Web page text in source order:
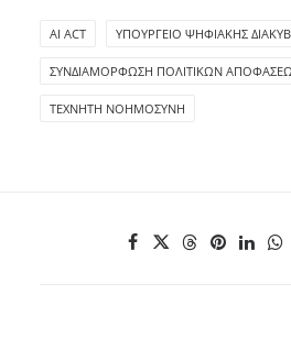
AI ACT ΥΠΟΥΡΓΕΊΟ ΨΗΦΙΑΚΉΣ
ΣΥΝΔΙΑΜΌΡΦΩΣΗ ΠΟΛΙΤΙΚΏΝ
ΤΕΧΝΗΤΉ ΝΟΗΜΟΣΎΝΗ